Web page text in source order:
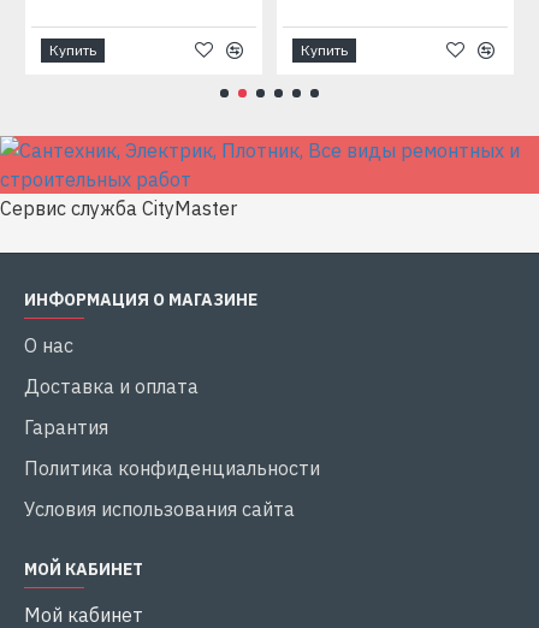
Купить Купить
Сервис служба CityMaster
ИНФОРМАЦИЯ О МАГАЗИНЕ
О нас
Доставка и оплата
Гарантия
Политика конфиденциальности
Условия использования сайта
МОЙ КАБИНЕТ
Мой кабинет